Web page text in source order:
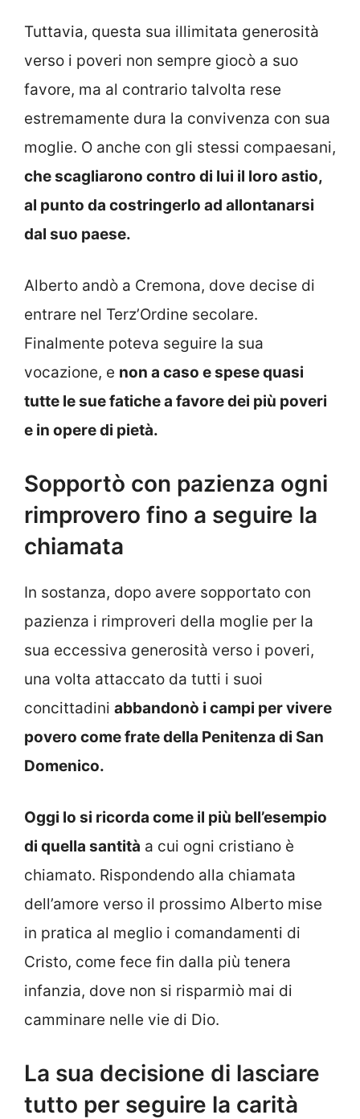
Tuttavia, questa sua illimitata generosità
verso i poveri non sempre giocò a suo
favore, ma al contrario talvolta rese
estremamente dura la convivenza con sua
moglie. O anche con gli stessi compaesani,
che scagliarono contro di lui il loro astio,
al punto da costringerlo ad allontanarsi
dal suo paese.
Alberto andò a Cremona, dove decise di
entrare nel Terz’Ordine secolare.
Finalmente poteva seguire la sua
vocazione, e non a caso e spese quasi
tutte le sue fatiche a favore dei più poveri
e in opere di pietà.
Sopportò con pazienza ogni
rimprovero fino a seguire la
chiamata
In sostanza, dopo avere sopportato con
pazienza i rimproveri della moglie per la
sua eccessiva generosità verso i poveri,
una volta attaccato da tutti i suoi
concittadini abbandonò i campi per vivere
povero come frate della Penitenza di San
Domenico.
Oggi lo si ricorda come il più bell’esempio
di quella santità a cui ogni cristiano è
chiamato. Rispondendo alla chiamata
dell’amore verso il prossimo Alberto mise
in pratica al meglio i comandamenti di
Cristo, come fece fin dalla più tenera
infanzia, dove non si risparmiò mai di
camminare nelle vie di Dio.
La sua decisione di lasciare
tutto per seguire la carità